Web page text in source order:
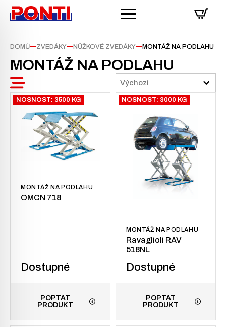
DOMŮ—ZVEDÁKY—NŮŽKOVÉ ZVEDÁKY—MONTÁŽ NA PODLAHU
MONTÁŽ NA PODLAHU
Sort
Sort content
Sort content
NOSNOST: 3500 KG
MONTÁŽ NA PODLAHU
OMCN 718
Dostupné
POPTAT
PRODUKT
NOSNOST: 3000 KG
MONTÁŽ NA PODLAHU
Ravaglioli RAV
518NL
Dostupné
POPTAT
PRODUKT